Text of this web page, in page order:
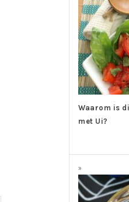
Waarom is
met Ui?